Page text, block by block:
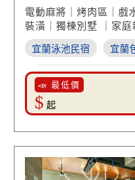
包棟】
電動麻將｜烤肉區｜戲
裝潢｜獨棟別墅 ｜家
宜蘭泳池民宿 宜蘭
📣 最低價
$ 起